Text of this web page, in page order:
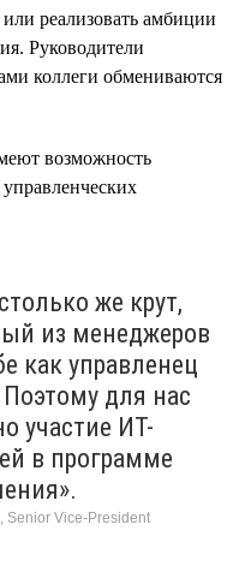
реализовать амбиции
Руководители
коллеги обмениваются
возможность
же крут,
из менеджеров
как управленец
Поэтому для нас
участие ИТ-
в программе
Senior Vice-President